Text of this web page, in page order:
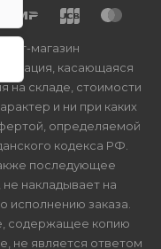
магазин
касающаяся
на складе, стоимости
и ни при каких
определяемой
кодекса РФ.
последующее
накладывает на
исполнению заказа.
содержащее копию
не является ответом